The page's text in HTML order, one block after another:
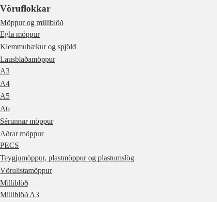
Vöruflokkar
Möppur og milliblöð
Egla möppur
Klemmubækur og spjöld
Lausblaðamöppur
A3
A4
A5
A6
Sérunnar möppur
Aðrar möppur
PECS
Teygjumöppur, plastmöppur og plastumslög
Vörulistamöppur
Milliblöð
Milliblöð A3